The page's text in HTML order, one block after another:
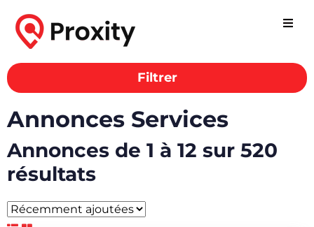
Filtrer
Annonces Services
Annonces de 1 à 12 sur 520
résultats